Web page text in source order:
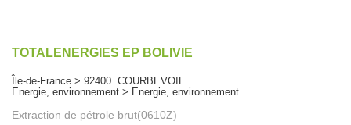
TOTALENERGIES EP BOLIVIE
Île-de-France > 92400 COURBEVOIE
Energie, environnement > Energie, environnement
Extraction de pétrole brut(0610Z)